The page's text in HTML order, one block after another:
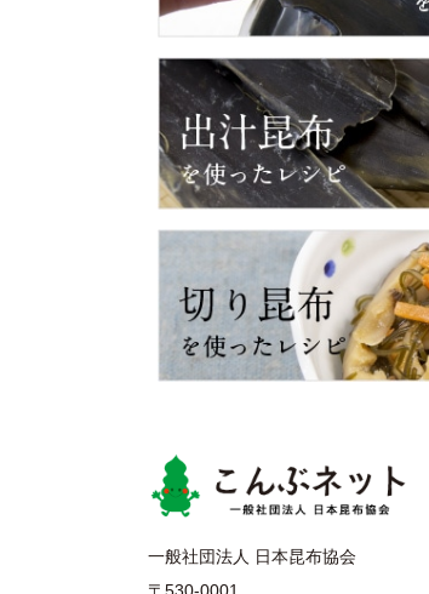
一般社団法人 日本昆布協会